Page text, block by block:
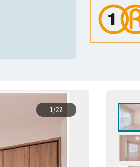
1/22